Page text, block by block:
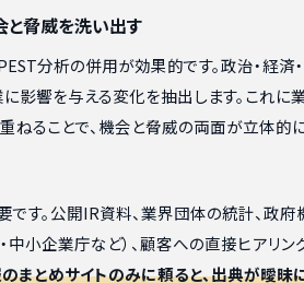
脅威を洗い出す
分析の併用が効果的です。政治・経済
影響を与える変化を抽出します。これに
重ねることで、機会と脅威の両面が立体的
す。公開IR資料、業界団体の統計、政
中小企業庁など）、顧客への直接ヒアリ
まとめサイトのみに頼ると、出典が曖昧